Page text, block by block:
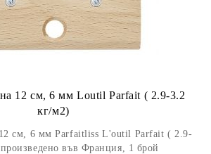
12 см, 6 мм Loutil Parfait ( 2.9-3.2
кг/м2)
см, 6 мм Parfaitliss L'outil Parfait ( 2.9-
във Франция, 1 брой